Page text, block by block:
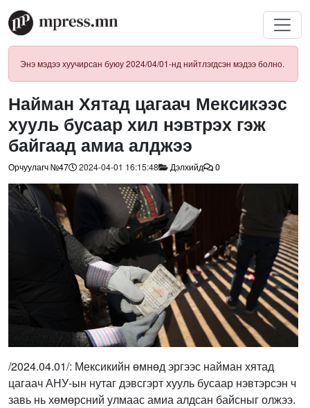
Энэ мэдээ хуучирсан буюу 2024/04/01-нд нийтлэгдсэн мэдээ болно.
Найман Хятад цагаач Мексикээс
хууль бусаар хил нэвтрэх гэж
байгаад амиа алджээ
Орчуулагч №47 2024-04-01 16:15:48 Дэлхийд 0
/2024.04.01/: Мексикийн өмнөд эргээс найман хятад
цагаач АНУ-ын нутаг дэвсгэрт хууль бусаар нэвтэрсэн ч
завь нь хөмөрсний улмаас амиа алдсан байсныг олжээ.